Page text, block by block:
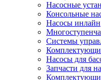
Насосные
Консольные
Насосы инлайн
Системы
Насосы для
Запчасти для